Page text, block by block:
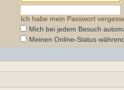
Ich habe mein Passwort
Mich bei jedem Besuch
Meinen Online-Status